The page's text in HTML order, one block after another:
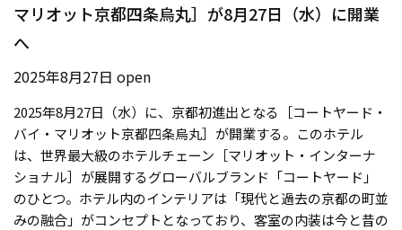
マリオット京都四条烏丸］が8月27日（水）に開業
へ
2025年8月27日 open
2025年8月27日（水）に、京都初進出となる［コートヤード・
バイ・マリオット京都四条烏丸］が開業する。このホテル
は、世界最大級のホテルチェーン［マリオット・インターナ
ショナル］が展開するグローバルブランド「コートヤード」
のひとつ。ホテル内のインテリアは「現代と過去の京都の町並
みの融合」がコンセプトとなっており、客室の内装は今と昔の